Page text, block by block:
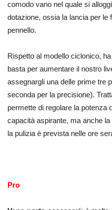
comodo vano nel quale si
dotazione, ossia la lancia per le
pennello.
Rispetto al modello ciclonico,
basta per aumentare il nostro
assegnargli una delle prime tre
seconda per la precisione).
permette di regolare la potenza
capacità aspirante, ma anche
la pulizia è prevista nelle ore
Pro